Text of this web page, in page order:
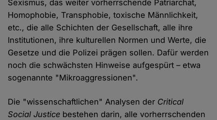
Sexismus, das weiter vorherrschende Patriarchat,
Homophobie, Transphobie, toxische Männlichkeit,
etc., die alle Schichten der Gesellschaft, alle ihre
Institutionen, ihre kulturellen Normen und Werte, die
Gesetze und die Polizei prägen sollen. Dafür werden
noch die schwächsten Hinweise aufgespürt – etwa
sogenannte "Mikroaggressionen".
Die "wissenschaftlichen" Analysen der Critical
Social Justice bestehen darin, alle vorherrschenden